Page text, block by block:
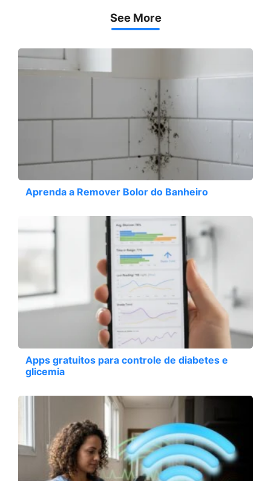
See More
Aprenda a Remover Bolor do Banheiro
Apps gratuitos para controle de diabetes e
glicemia